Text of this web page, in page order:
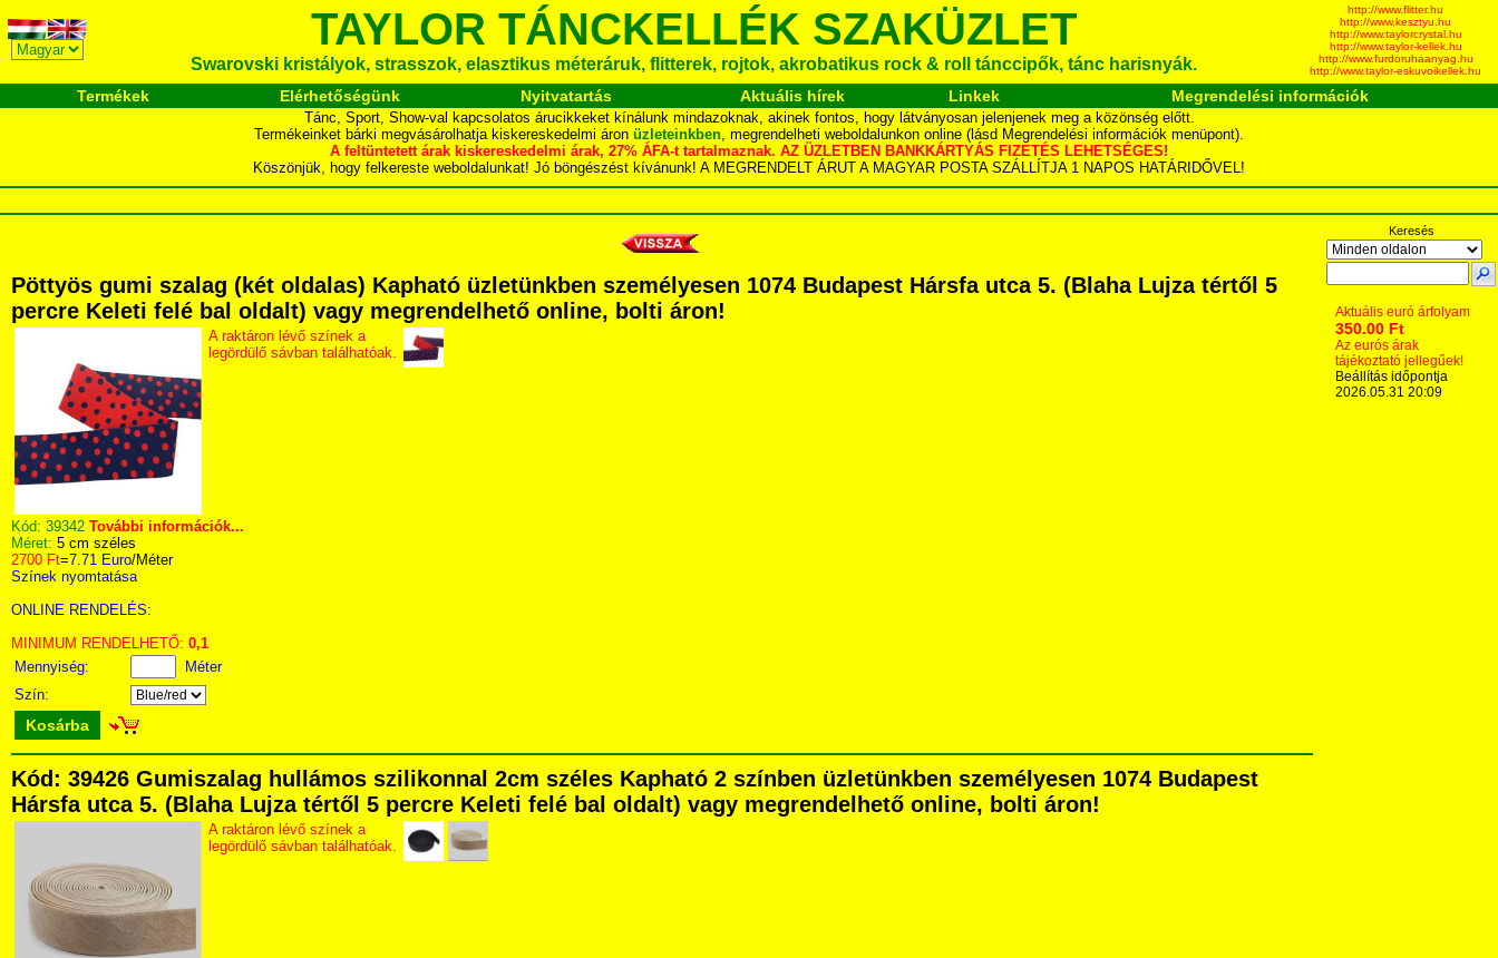
TAYLOR TÁNCKELLÉK SZAKÜZLET
Swarovski kristályok, strasszok, elasztikus méteráruk, flitterek, rojtok, akrobatikus rock & roll tánccipők, tánc harisnyák.
http://www.flitter.hu
http://www.kesztyu.hu
http://www.taylorcrystal.hu
http://www.taylor-kellek.hu
http://www.furdoruhaanyag.hu
http://www.taylor-eskuvoikellek.hu
Termékek Elérhetőségünk Nyitvatartás Aktuális hírek Linkek Megrendelési információk
Tánc, Sport, Show-val kapcsolatos árucikkeket kínálunk mindazoknak, akinek fontos, hogy látványosan jelenjenek meg a közönség előtt.
Termékeinket bárki megvásárolhatja kiskereskedelmi áron üzleteinkben, megrendelheti weboldalunkon online (lásd Megrendelési információk menüpont).
A feltüntetett árak kiskereskedelmi árak, 27% ÁFA-t tartalmaznak. AZ ÜZLETBEN BANKKÁRTYÁS FIZETÉS LEHETSÉGES!
Köszönjük, hogy felkereste weboldalunkat! Jó böngészést kívánunk! A MEGRENDELT ÁRUT A MAGYAR POSTA SZÁLLÍTJA 1 NAPOS HATÁRIDŐVEL!
Pöttyös gumi szalag (két oldalas) Kapható üzletünkben személyesen 1074 Budapest Hársfa utca 5. (Blaha Lujza tértől 5
percre Keleti felé bal oldalt) vagy megrendelhető online, bolti áron!
A raktáron lévő színek a
legördülő sávban találhatóak.
Kód: 39342 További információk...
Méret: 5 cm széles
2700 Ft=7.71 Euro/Méter
Színek nyomtatása
ONLINE RENDELÉS:
MINIMUM RENDELHETŐ: 0,1
Mennyiség:
Méter
Szín:
Kosárba
Kód: 39426 Gumiszalag hullámos szilikonnal 2cm széles Kapható 2 színben üzletünkben személyesen 1074 Budapest
Hársfa utca 5. (Blaha Lujza tértől 5 percre Keleti felé bal oldalt) vagy megrendelhető online, bolti áron!
A raktáron lévő színek a
legördülő sávban találhatóak.
Keresés
Aktuális euró árfolyam
350.00 Ft
Az eurós árak
tájékoztató jellegűek!
Beállítás időpontja
2026.05.31 20:09